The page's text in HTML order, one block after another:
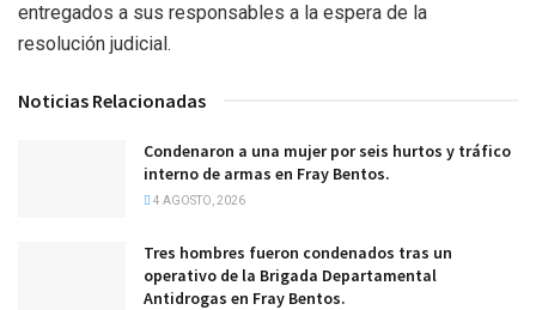
entregados a sus responsables a la espera de la
resolución judicial.
Noticias Relacionadas
Condenaron a una mujer por seis hurtos y tráfico
interno de armas en Fray Bentos.
4 AGOSTO, 2026
Tres hombres fueron condenados tras un
operativo de la Brigada Departamental
Antidrogas en Fray Bentos.